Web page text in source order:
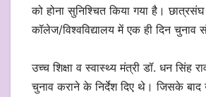
को होना सुनिश्चित किया गया है।
कॉलेज/विश्वविद्यालय में एक ही दिन चुनाव
उच्च शिक्षा व स्वास्थ्य मंत्री डॉ. धन सिंह
चुनाव कराने के निर्देश दिए थे। जिसके बाद